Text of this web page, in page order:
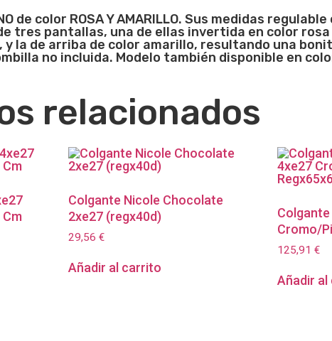
de color ROSA Y AMARILLO. Sus medidas
tres pantallas, una de ellas invertida en color
y la de arriba de color amarillo, resultando una
no incluida. Modelo también disponible en
relacionados
Colgante Nicole Chocolate
2xe27 (regx40d)
29,56 €
Añadir al carrito
Cromo/
125,91€
Añadir